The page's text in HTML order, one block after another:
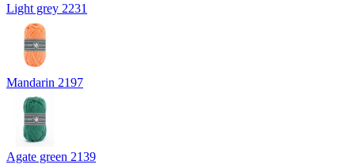
Light grey 2231
Mandarin 2197
Agate green 2139